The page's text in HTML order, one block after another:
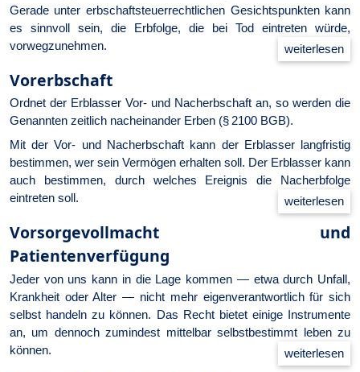
Gerade unter erbschaftsteuerrechtlichen Gesichtspunkten kann
es sinnvoll sein, die Erbfolge, die bei Tod eintreten würde,
vorwegzunehmen.
Vorerbschaft
Ordnet der Erblasser Vor- und Nacherbschaft an, so werden die
Genannten zeitlich nacheinander Erben (§ 2100 BGB).
Mit der Vor- und Nacherbschaft kann der Erblasser langfristig
bestimmen, wer sein Vermögen erhalten soll. Der Erblasser kann
auch bestimmen, durch welches Ereignis die Nacherbfolge
eintreten soll.
Vorsorgevollmacht und
Patientenverfügung
Jeder von uns kann in die Lage kommen — etwa durch Unfall,
Krankheit oder Alter — nicht mehr eigenverantwortlich für sich
selbst handeln zu können. Das Recht bietet einige Instrumente
an, um dennoch zumindest mittelbar selbstbestimmt leben zu
können.